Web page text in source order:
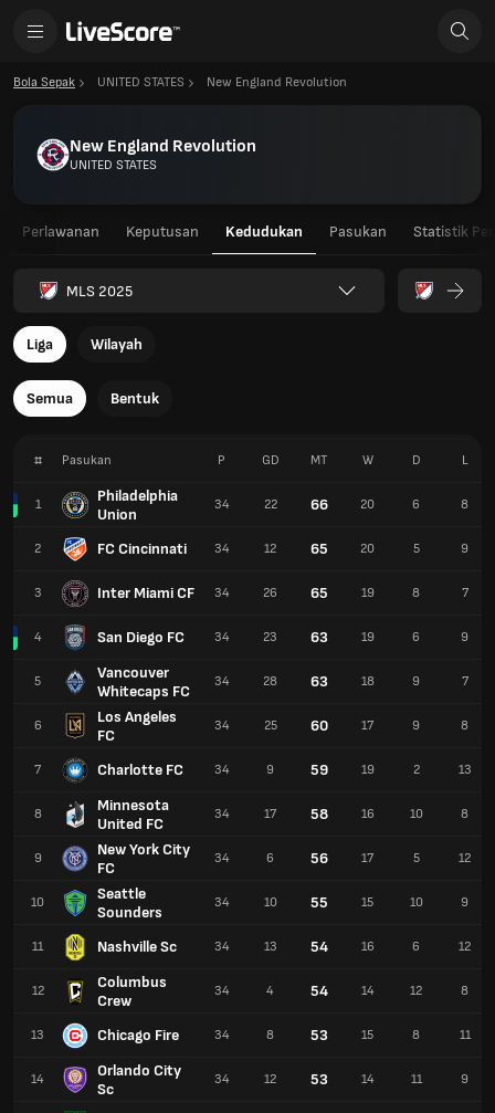
Bola Sepak UNITED STATES New England Revolution
New England Revolution
UNITED STATES
Perlawanan Keputusan Kedudukan Pasukan Statistik
MLS 2025
Liga Wilayah
Semua Bentuk
# Pasukan
1
Philadelphia
Union
2 FC Cincinnati
3 Inter Miami CF
4 San Diego FC
5
Vancouver
Whitecaps FC
6
Los Angeles
FC
7 Charlotte FC
8
Minnesota
United FC
9
New York City
FC
10
Seattle
Sounders
11 Nashville Sc
12
Columbus
Crew
13 Chicago Fire
14
Orlando City
Sc
P GD MT W D L
34 22 66 20 6 8
34 12 65 20 5 9
34 26 65 19 8 7
34 23 63 19 6 9
34 28 63 18 9 7
34 25 60 17 9 8
34 9 59 19 2 13
34 17 58 16 10 8
34 6 56 17 5 12
34 10 55 15 10 9
34 13 54 16 6 12
34 4 54 14 12 8
34 8 53 15 8 11
34 12 53 14 11 9